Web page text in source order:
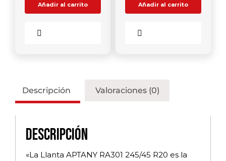
Añadir al carrito Añadir al carrito
Descripción Valoraciones (0)
Descripción
«La Llanta APTANY RA301 245/45 R20 es la